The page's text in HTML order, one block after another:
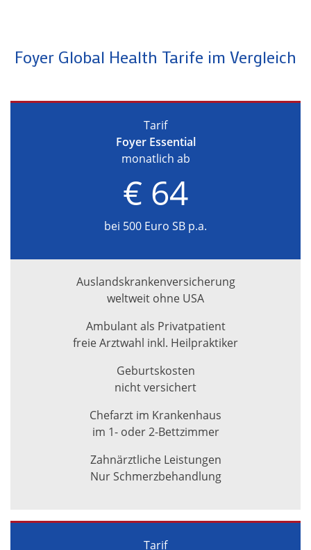
Foyer Global Health Tarife im Vergleich
Tarif
Foyer Essential
monatlich ab
€ 64
bei 500 Euro SB p.a.
Auslandskrankenversicherung
weltweit ohne USA
Ambulant als Privatpatient
freie Arztwahl inkl. Heilpraktiker
Geburtskosten
nicht versichert
Chefarzt im Krankenhaus
im 1- oder 2-Bettzimmer
Zahnärztliche Leistungen
Nur Schmerzbehandlung
Tarif